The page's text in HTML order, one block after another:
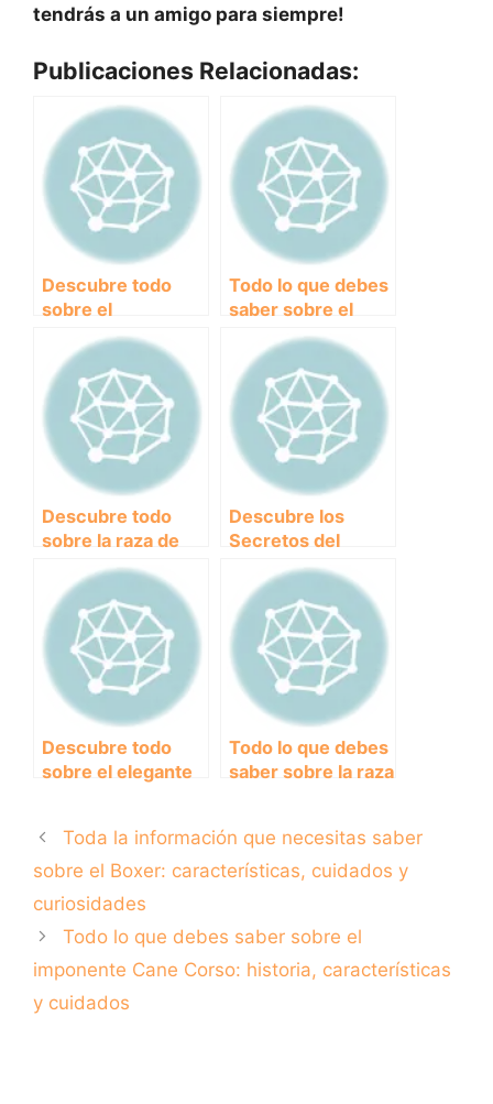
tendrás a un amigo para siempre!
Publicaciones Relacionadas:
Descubre todo
sobre el
majestuoso Dogo
Alemán: historia,
características y
cuidados
Todo lo que debes
saber sobre el
imponente Mastín:
Características,
cuidados y
curiosidades
Descubre todo
sobre la raza de
perros San
Bernardo: historia,
características y
cuidados
Descubre los
Secretos del
Impresionante
Setter Irlandés:
Todo lo que Debes
Saber
Descubre todo
sobre el elegante
características y
cuidados
Todo lo que debes
saber sobre la raza
Toda la información que necesitas saber
sobre el Boxer: características, cuidados y
curiosidades
Todo lo que debes saber sobre el
imponente Cane Corso: historia, características
y cuidados